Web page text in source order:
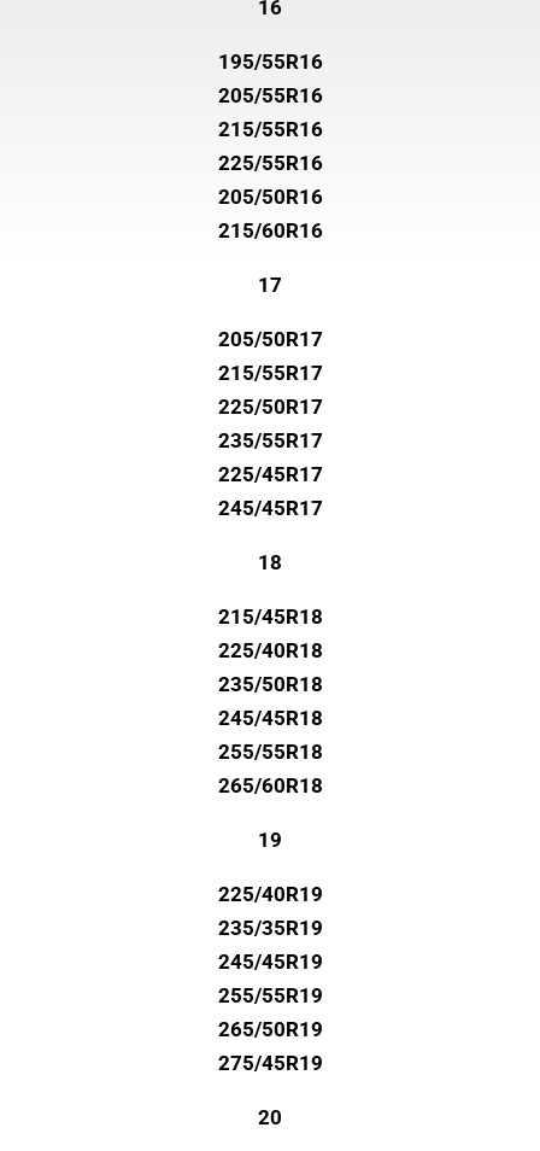
16
195/55R16
205/55R16
215/55R16
225/55R16
205/50R16
215/60R16
17
205/50R17
215/55R17
225/50R17
235/55R17
225/45R17
245/45R17
18
215/45R18
225/40R18
235/50R18
245/45R18
255/55R18
265/60R18
19
225/40R19
235/35R19
245/45R19
255/55R19
265/50R19
275/45R19
20